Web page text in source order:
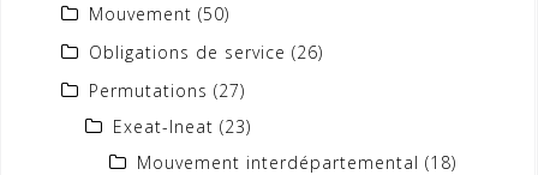
Mouvement (50)
Obligations de service (26)
Permutations (27)
Exeat-Ineat (23)
Mouvement interdépartemental (18)